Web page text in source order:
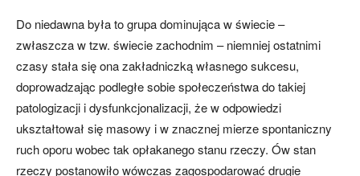
Do niedawna była to grupa dominująca w świecie –
zwłaszcza w tzw. świecie zachodnim – niemniej ostatnimi
czasy stała się ona zakładniczką własnego sukcesu,
doprowadzając podległe sobie społeczeństwa do takiej
patologizacji i dysfunkcjonalizacji, że w odpowiedzi
ukształtował się masowy i w znacznej mierze spontaniczny
ruch oporu wobec tak opłakanego stanu rzeczy. Ów stan
rzeczy postanowiło wówczas zagospodarować drugie